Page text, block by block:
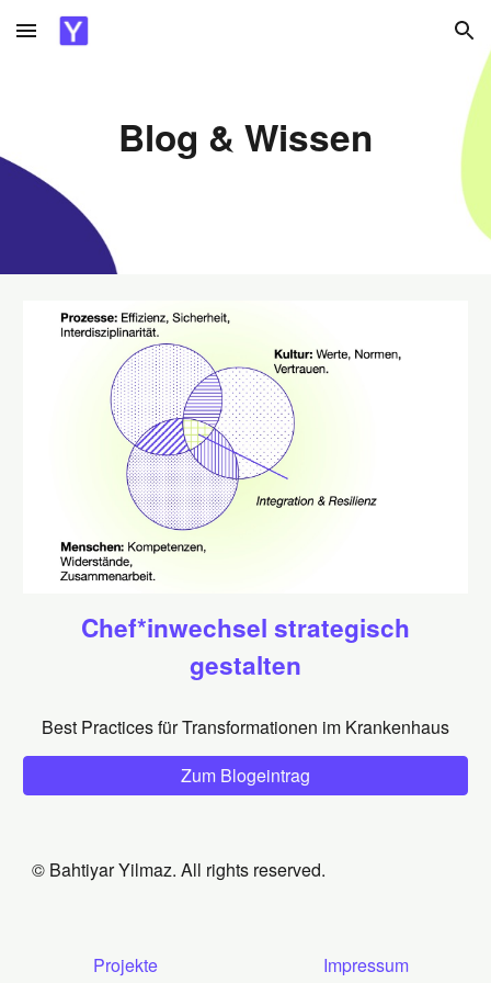
Skip to main content Skip to navigation
Blog & Wissen
Chef*inwechsel strategisch
gestalten
Best Practices für Transformationen im Krankenhaus
Zum Blogeintrag
© Bahtiyar Yilmaz. All rights reserved.
Projekte Impressum